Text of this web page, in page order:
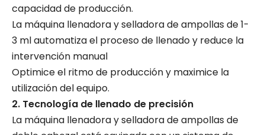
capacidad de producción.
La máquina llenadora y selladora de ampollas de 1-
3 ml automatiza el proceso de llenado y reduce la
intervención manual
Optimice el ritmo de producción y maximice la
utilización del equipo.
2. Tecnología de llenado de precisión
La máquina llenadora y selladora de ampollas de